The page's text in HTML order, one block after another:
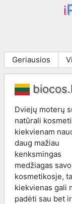
i
Geriausios
Dviejų moterų
natūrali
kiekvienam
daug mažiau
kenksmingas
medžiagas savo
kosmetikosje,
kiekvienas gali
padėti sau bet